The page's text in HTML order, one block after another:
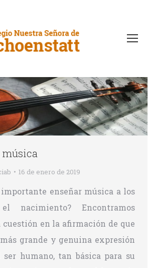
música
16 de enero de 2019
enseñar música a los
nacimiento? Encontramos
cuestión en la afirmación de que
grande y genuina expresión
humano, tan básica para su